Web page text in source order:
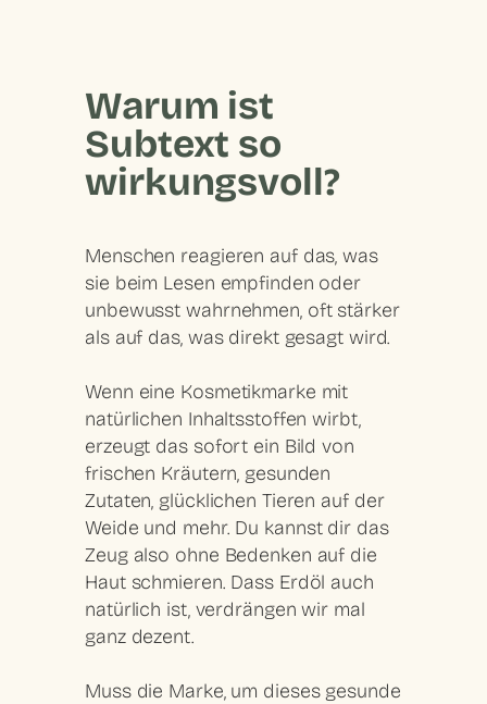
Warum ist
Subtext so
wirkungsvoll?
Menschen reagieren auf das, was
sie beim Lesen empfinden oder
unbewusst wahrnehmen, oft stärker
als auf das, was direkt gesagt wird.
Wenn eine Kosmetikmarke mit
natürlichen Inhaltsstoffen wirbt,
erzeugt das sofort ein Bild von
frischen Kräutern, gesunden
Zutaten, glücklichen Tieren auf der
Weide und mehr. Du kannst dir das
Zeug also ohne Bedenken auf die
Haut schmieren. Dass Erdöl auch
natürlich ist, verdrängen wir mal
ganz dezent.
Muss die Marke, um dieses gesunde